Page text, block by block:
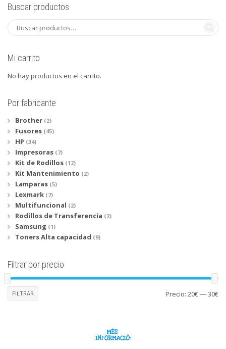
Buscar productos
Mi carrito
No hay productos en el carrito.
Por fabricante
Brother (2)
Fusores (45)
HP (34)
Impresoras (7)
Kit de Rodillos (12)
Kit Mantenimiento (2)
Lamparas (5)
Lexmark (7)
Multifuncional (2)
Rodillos de Transferencia (2)
Samsung (1)
Toners Alta capacidad (9)
Filtrar por precio
FILTRAR Precio: 20€—30€